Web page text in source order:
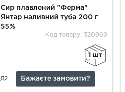
Сир плавлений "Ферма"
Янтар наливний туба 200 г
55%
Код товару: 320969
1 шт
Д2 Бажаєте замовити?